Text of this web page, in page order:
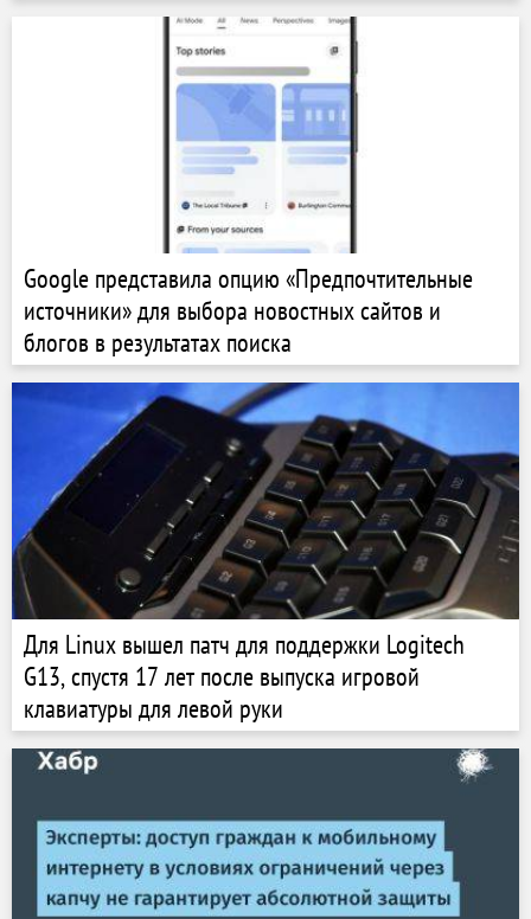
Google представила опцию «Предпочтительные
источники» для выбора новостных сайтов и
блогов в результатах поиска
Для Linux вышел патч для поддержки Logitech
G13, спустя 17 лет после выпуска игровой
клавиатуры для левой руки